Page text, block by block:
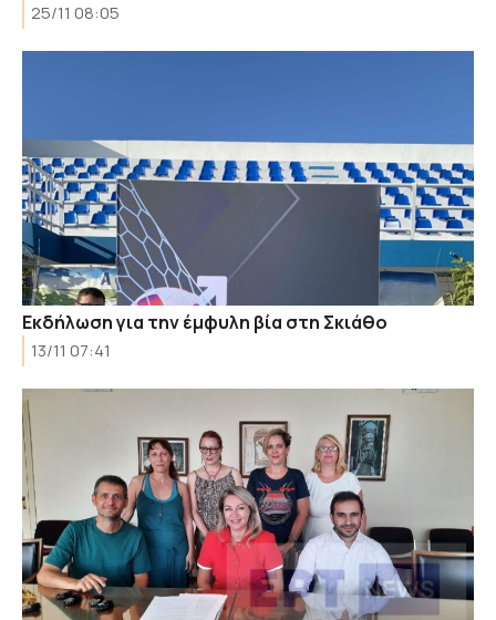
25/11 08:05
Εκδήλωση για την έμφυλη βία στη Σκιάθο
13/11 07:41